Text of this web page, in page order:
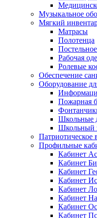
Музыкальное
Мягкий
Матрасы
Полотенца
Рабочая
Ролевые
Обеспечение
Оборудование
Пожарная
Школьные
Школьный
Патриотическое
Профильные
Кабинет
Кабинет
Кабинет
Кабинет
Кабинет
Кабинет
Кабинет
Кабинет